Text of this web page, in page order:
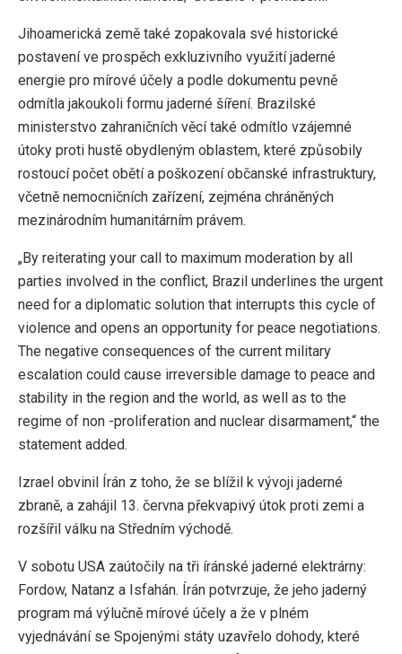
Jihoamerická země také zopakovala své historické
postavení ve prospěch exkluzivního využití jaderné
energie pro mírové účely a podle dokumentu pevně
odmítla jakoukoli formu jaderné šíření. Brazilské
ministerstvo zahraničních věcí také odmítlo vzájemné
útoky proti hustě obydleným oblastem, které způsobily
rostoucí počet obětí a poškození občanské infrastruktury,
včetně nemocničních zařízení, zejména chráněných
mezinárodním humanitárním právem.
„By reiterating your call to maximum moderation by all
parties involved in the conflict, Brazil underlines the urgent
need for a diplomatic solution that interrupts this cycle of
violence and opens an opportunity for peace negotiations.
The negative consequences of the current military
escalation could cause irreversible damage to peace and
stability in the region and the world, as well as to the
regime of non -proliferation and nuclear disarmament,“ the
statement added.
Izrael obvinil Írán z toho, že se blížil k vývoji jaderné
zbraně, a zahájil 13. června překvapivý útok proti zemi a
rozšířil válku na Středním východě.
V sobotu USA zaútočily na tři íránské jaderné elektrárny:
Fordow, Natanz a Isfahán. Írán potvrzuje, že jeho jaderný
program má výlučně mírové účely a že v plném
vyjednávání se Spojenými státy uzavřelo dohody, které